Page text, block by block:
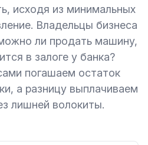
исходя из минимальных
Владельцы бизнеса
ли продать машину,
в залоге у банка?
погашаем остаток
а разницу выплачиваем
лишней волокиты.